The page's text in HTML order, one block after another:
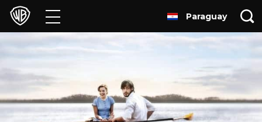
Películas
Series
Juegos y Aplicaciones
Franquicias
Paraguay